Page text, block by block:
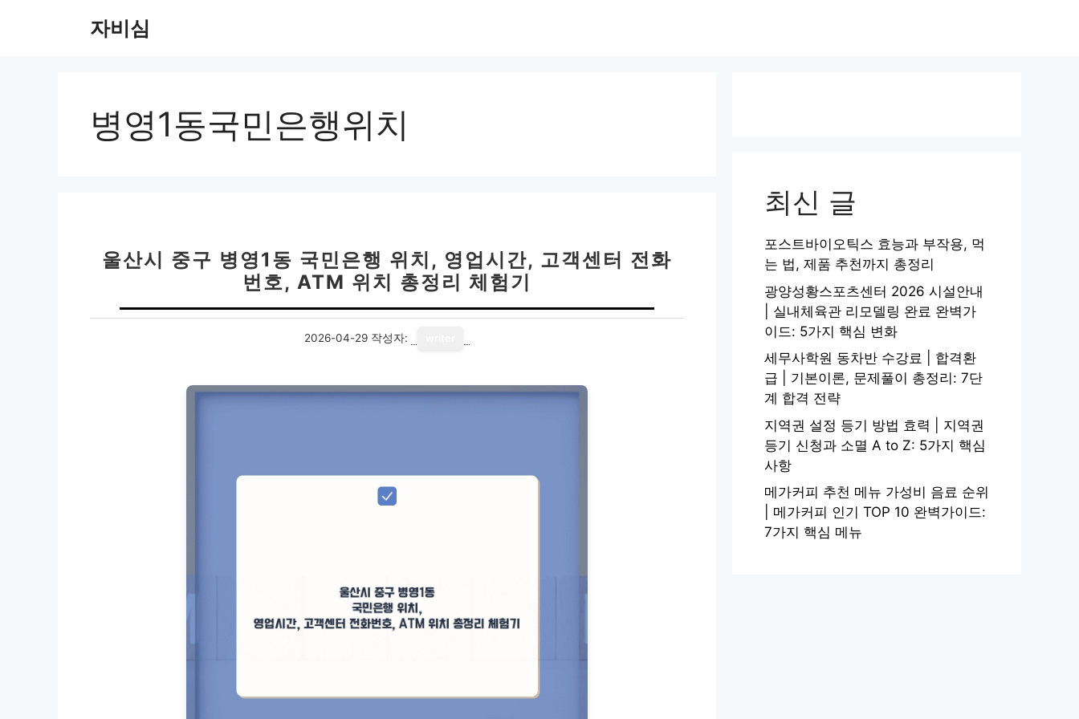
자비심
병영1동국민은행위치
울산시 중구 병영1동 국민은행 위치, 영업시간, 고객센터 전화
번호, ATM 위치 총정리 체험기
2026-04-29 작성자:
최신 글
포스트바이오틱스 효능과 부작용, 먹
는 법, 제품 추천까지 총정리
광양성황스포츠센터 2026 시설안내
| 실내체육관 리모델링 완료 완벽가
이드: 5가지 핵심 변화
세무사학원 동차반 수강료 | 합격환
급 | 기본이론, 문제풀이 총정리: 7단
계 합격 전략
지역권 설정 등기 방법 효력 | 지역권
등기 신청과 소멸 A to Z: 5가지 핵심
사항
메가커피 추천 메뉴 가성비 음료 순위
| 메가커피 인기 TOP 10 완벽가이드:
7가지 핵심 메뉴